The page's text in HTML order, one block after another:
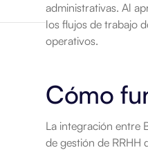
administrativas. Al
los flujos de trabajo
operativos.
Cómo
La integración entre
de gestión de RRHH